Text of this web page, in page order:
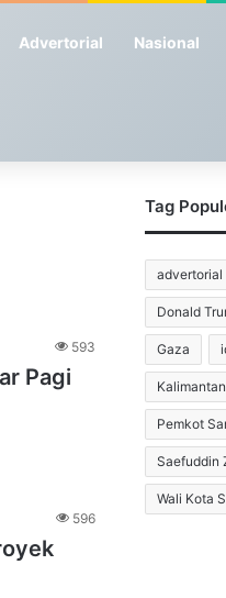
Advertorial Nasional
593
Pagi
596
Tag
advertorial
Donald
Gaza
Pemkot
Saefuddin
Wali Kota